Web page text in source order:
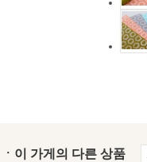
ㆍ이 가게의 다른 상품